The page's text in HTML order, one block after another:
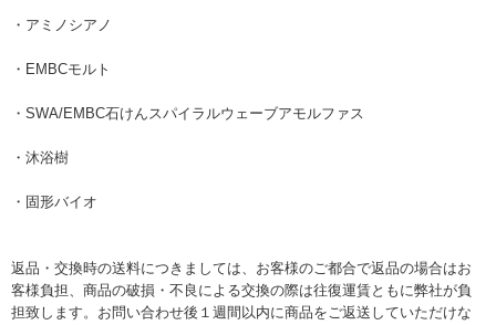
・アミノシアノ
・EMBCモルト
・SWA/EMBC石けんスパイラルウェーブアモルファス
・沐浴樹
・固形バイオ
返品・交換時の送料につきましては、お客様のご都合で返品の場合はお
客様負担、商品の破損・不良による交換の際は往復運賃ともに弊社が負
担致します。お問い合わせ後１週間以内に商品をご返送していただけな